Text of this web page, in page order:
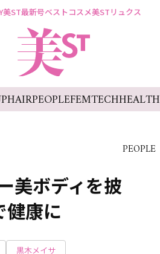
美ST最新号ベストコスメ美STリュクス
HAIRPEOPLEFEMTECHHEALTH
PEOPLE
美ボディを披
康に
黒木メイサ